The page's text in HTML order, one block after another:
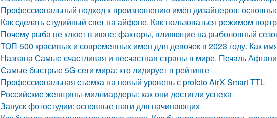
Профессиональный подход к произношению имён дизайнеров:
Как сделать студийный свет на айфоне. Как пользоваться режимом
Почему рыба не клюет в июне: факторы, влияющие на рыболовный
ТОП-500 красивых и современных имен для девочек в 2023 году. Как
Названа Самые счастливая и несчастная страны в мире. Печаль
Самые быстрые 5G-сети мира: кто лидирует в рейтинге
Профессиональная съемка на новый уровень с profoto AirX Smart-TTL
Российские женщины-миллиардеры: как они достигли успеха
Запуск фотостудии: основные шаги для начинающих